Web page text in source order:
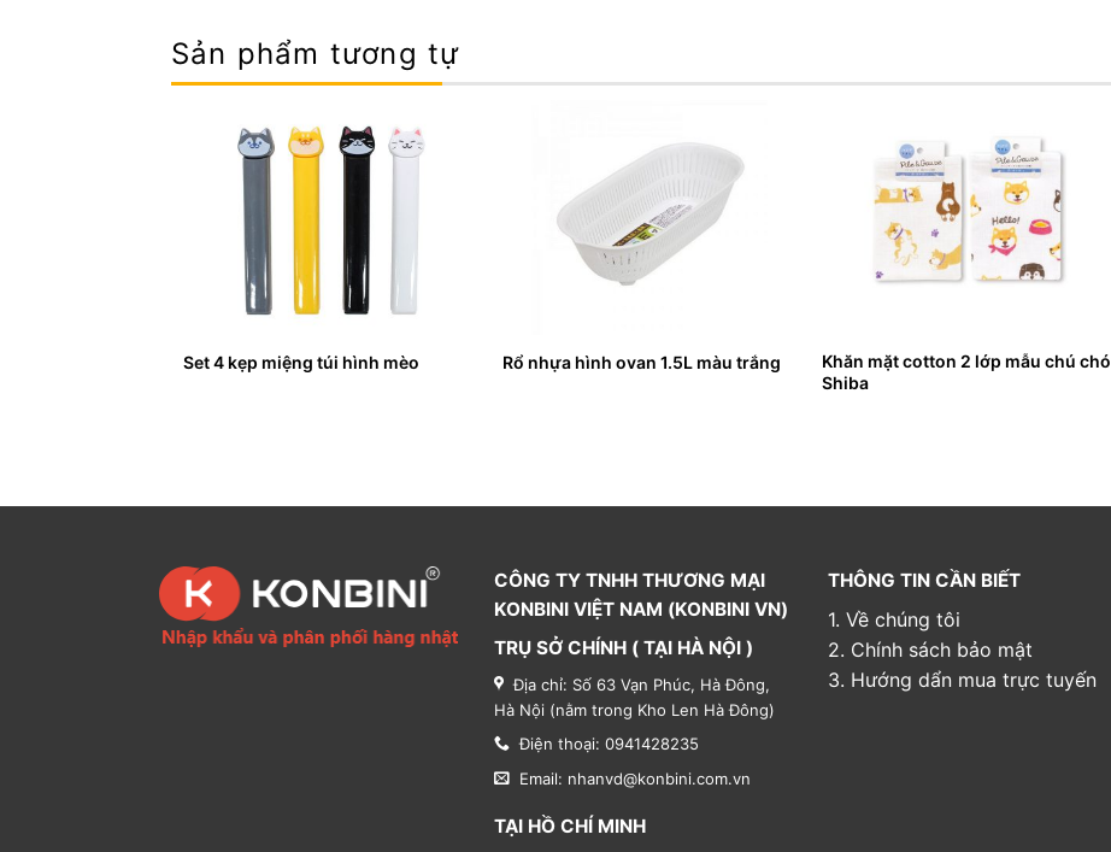
Sản phẩm tương tự
Set 4 kẹp miệng túi hình mèo Rổ nhựa hình ovan 1.5L màu trắng
Khăn mặt cotton 2 lớp mẫu chú chó
Shiba
CÔNG TY TNHH THƯƠNG MẠI
KONBINI VIỆT NAM (KONBINI VN)
TRỤ SỞ CHÍNH ( TẠI HÀ NỘI )
Địa chỉ: Số 63 Vạn Phúc, Hà Đông,
Hà Nội (nằm trong Kho Len Hà Đông)
Điện thoại: 0941428235
Email: nhanvd@konbini.com.vn
TẠI HỒ CHÍ MINH
THÔNG TIN CẦN BIẾT
1. Về chúng tôi
2. Chính sách bảo mật
3. Hướng dẩn mua trực tuyến